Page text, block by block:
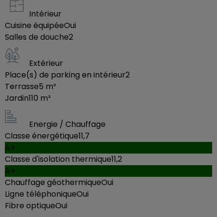
Intérieur
Cuisine équipéeOui
Salles de douche2
Extérieur
Place(s) de parking en intérieur2
Terrasse5 m²
Jardin110 m²
Energie / Chauffage
Classe énergétique11,7
A+
Classe d'isolation thermique11,2
A+
Chauffage géothermiqueOui
Ligne téléphoniqueOui
Fibre optiqueOui